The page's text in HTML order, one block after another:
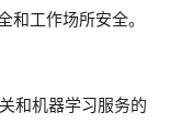
和工作场所安全。
和机器学习服务的